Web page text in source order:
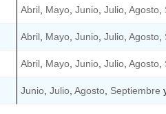
Abril Mayo Junio Julio Agosto
Abril Mayo Junio Julio Agosto
Abril Mayo Junio Julio Agosto
Junio Julio Agosto Septiembre